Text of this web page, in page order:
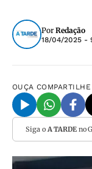
Por Redação
18/04/2025 -
OUÇA COMPARTILHE
Siga o A TARDEno